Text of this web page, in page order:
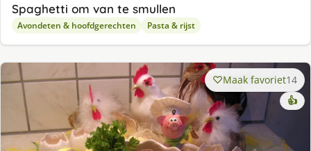
Spaghetti om van te smullen
Avondeten & hoofdgerechten Pasta & rijst
Maak favoriet14
👍